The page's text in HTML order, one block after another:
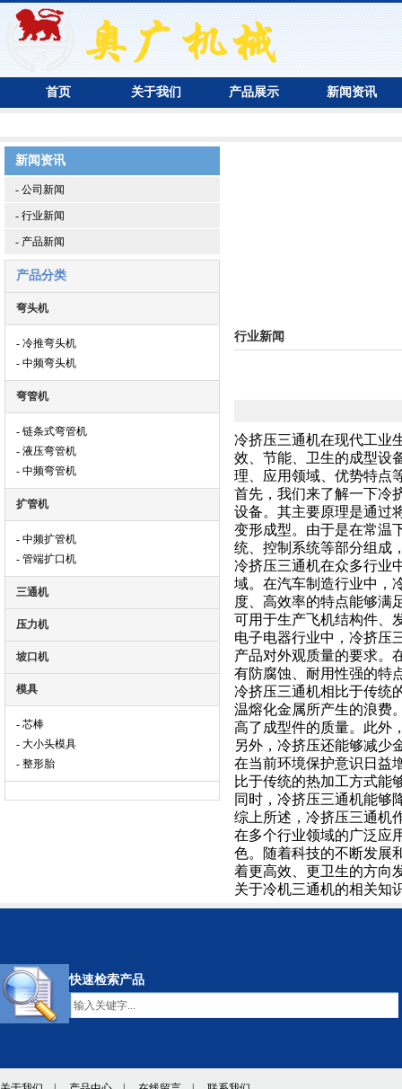
首页 关于我们 产品展示 新闻资讯
新闻资讯
- 公司新闻
- 行业新闻
- 产品新闻
产品分类
弯头机
- 冷推弯头机
- 中频弯头机
弯管机
- 链条式弯管机
- 液压弯管机
- 中频弯管机
扩管机
- 中频扩管机
- 管端扩口机
三通机
压力机
坡口机
模具
- 芯棒
- 大小头模具
- 整形胎
行业新闻
冷挤压三通机在现代工业
效、节能、卫生的成型设
理、应用领域、优势特点
首先，我们来了解一下冷
设备。其主要原理是通过
变形成型。由于是在常温
统、控制系统等部分组成
冷挤压三通机在众多行业
域。在汽车制造行业中，
度、高效率的特点能够满
可用于生产飞机结构件、
电子电器行业中，冷挤压
产品对外观质量的要求。
有防腐蚀、耐用性强的特
冷挤压三通机相比于传统
温熔化金属所产生的浪费
高了成型件的质量。此外
另外，冷挤压还能够减少
在当前环境保护意识日益
比于传统的热加工方式能
同时，冷挤压三通机能够
综上所述，冷挤压三通机
在多个行业领域的广泛应
色。随着科技的不断发展
着更高效、更卫生的方向
关于冷机三通机的相关知
快速检索产品